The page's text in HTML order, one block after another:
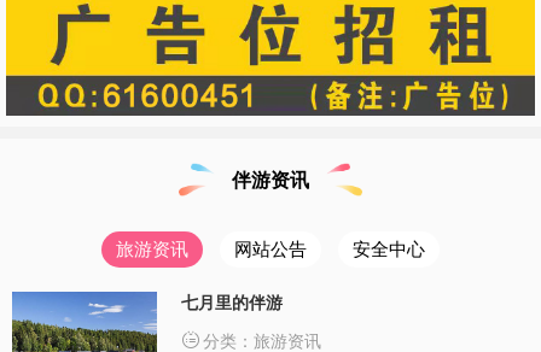
伴游资讯
旅游资讯 网站公告 安全中心
七月里的伴游
分类：旅游资讯